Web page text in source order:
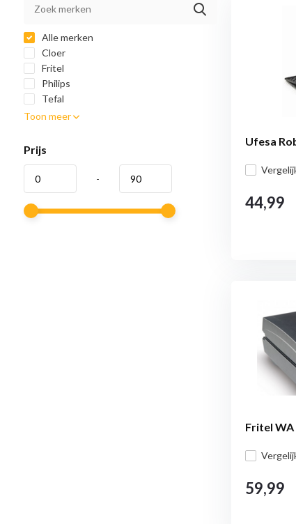
Alle merken
Cloer
Fritel
Philips
Tefal
Toon meer
Prijs
-
Ufesa
44,99
Fritel
59,99